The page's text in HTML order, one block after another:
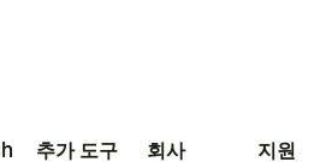
추가 도구 회사 지원